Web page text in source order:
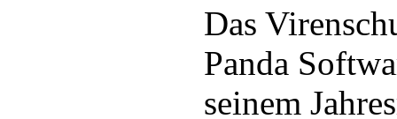
Das
Panda
seinem